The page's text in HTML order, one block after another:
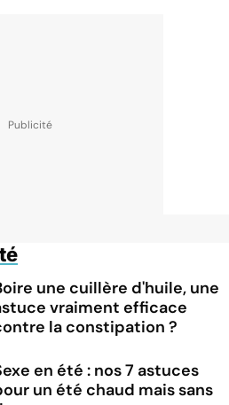
une cuillère d'huile, une
vraiment efficace
la constipation ?
en été : nos 7 astuces
un été chaud mais sans